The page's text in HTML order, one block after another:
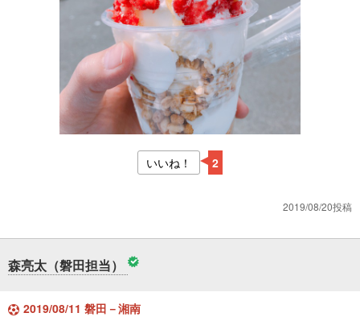
いいね！ 2
2019/08/20投稿
森亮太（磐田担当）
2019/08/11 磐田－湘南